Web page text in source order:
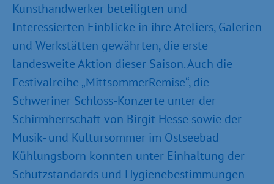
Kunsthandwerker beteiligten und
Interessierten Einblicke in ihre Ateliers, Galerien
und Werkstätten gewährten, die erste
landesweite Aktion dieser Saison. Auch die
Festivalreihe „MittsommerRemise“, die
Schweriner Schloss-Konzerte unter der
Schirmherrschaft von Birgit Hesse sowie der
Musik- und Kultursommer im Ostseebad
Kühlungsborn konnten unter Einhaltung der
Schutzstandards und Hygiene­bestimmungen